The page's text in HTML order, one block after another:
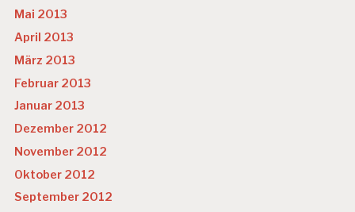
Mai 2013
April 2013
März 2013
Februar 2013
Januar 2013
Dezember 2012
November 2012
Oktober 2012
September 2012